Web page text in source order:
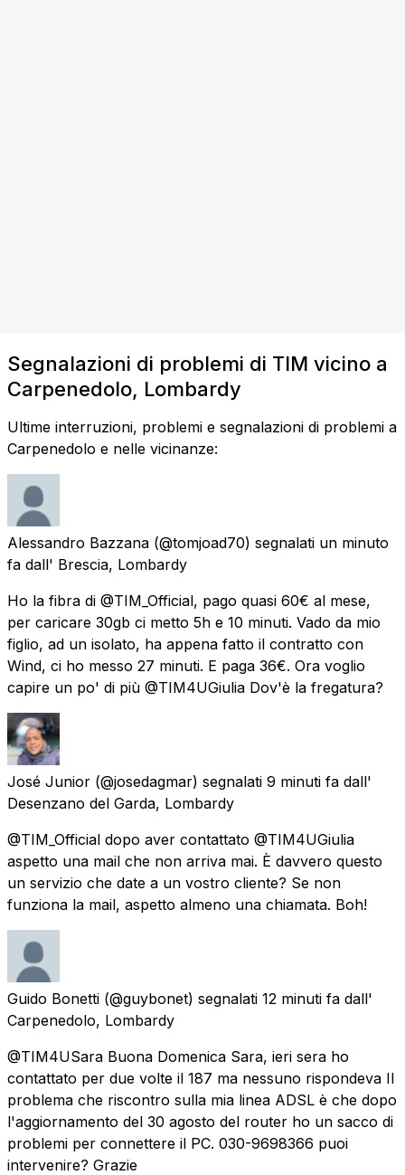
Segnalazioni di problemi di TIM vicino a
Carpenedolo, Lombardy
Ultime interruzioni, problemi e segnalazioni di problemi a
Carpenedolo e nelle vicinanze:
Alessandro Bazzana (@tomjoad70) segnalati un minuto
fa dall' Brescia, Lombardy
Ho la fibra di @TIM_Official, pago quasi 60€ al mese,
per caricare 30gb ci metto 5h e 10 minuti. Vado da mio
figlio, ad un isolato, ha appena fatto il contratto con
Wind, ci ho messo 27 minuti. E paga 36€. Ora voglio
capire un po' di più @TIM4UGiulia Dov'è la fregatura?
José Junior (@josedagmar) segnalati 9 minuti fa dall'
Desenzano del Garda, Lombardy
@TIM_Official dopo aver contattato @TIM4UGiulia
aspetto una mail che non arriva mai. È davvero questo
un servizio che date a un vostro cliente? Se non
funziona la mail, aspetto almeno una chiamata. Boh!
Guido Bonetti (@guybonet) segnalati 12 minuti fa dall'
Carpenedolo, Lombardy
@TIM4USara Buona Domenica Sara, ieri sera ho
contattato per due volte il 187 ma nessuno rispondeva Il
problema che riscontro sulla mia linea ADSL è che dopo
l'aggiornamento del 30 agosto del router ho un sacco di
problemi per connettere il PC. 030-9698366 puoi
intervenire? Grazie